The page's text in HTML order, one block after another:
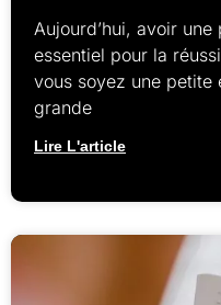
Aujourd’hui, avoir
essentiel pour la
vous soyez une petite
grande
Lire L'article